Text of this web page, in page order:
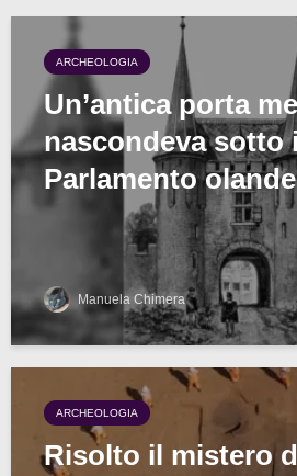
ARCHEOLOGIA
Un’antica porta
nascondeva sotto
Parlamento
Manuela Chimera
ARCHEOLOGIA
Risolto il mistero